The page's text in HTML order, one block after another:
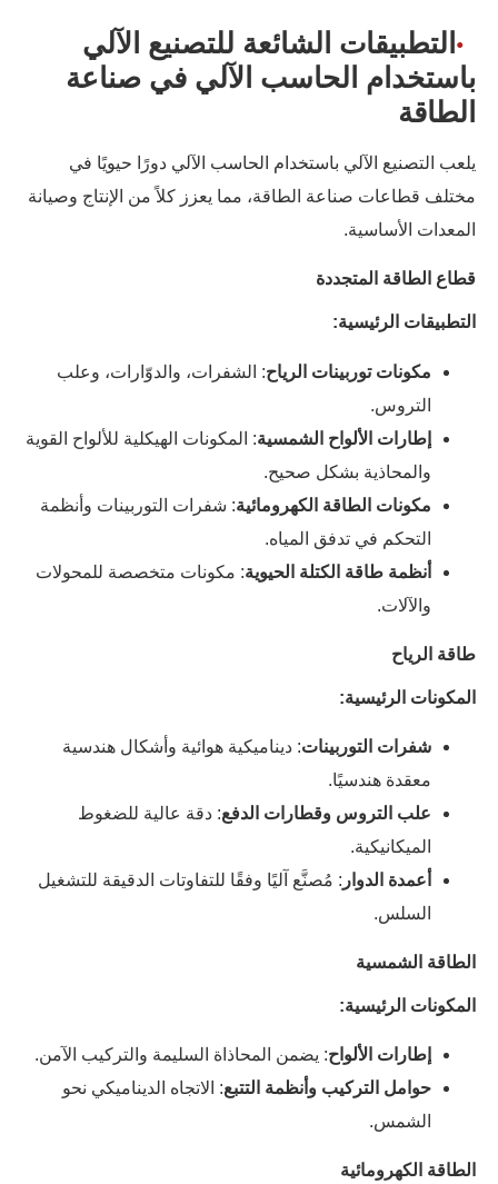
التطبيقات الشائعة للتصنيع الآلي
باستخدام الحاسب الآلي في صناعة
الطاقة
يلعب التصنيع الآلي باستخدام الحاسب الآلي دورًا حيويًا في
مختلف قطاعات صناعة الطاقة، مما يعزز كلاً من الإنتاج وصيانة
المعدات الأساسية.
قطاع الطاقة المتجددة
التطبيقات الرئيسية:
مكونات توربينات الرياح: الشفرات، والدوّارات، وعلب
التروس.
إطارات الألواح الشمسية: المكونات الهيكلية للألواح القوية
والمحاذية بشكل صحيح.
مكونات الطاقة الكهرومائية: شفرات التوربينات وأنظمة
التحكم في تدفق المياه.
أنظمة طاقة الكتلة الحيوية: مكونات متخصصة للمحولات
والآلات.
طاقة الرياح
المكونات الرئيسية:
شفرات التوربينات: ديناميكية هوائية وأشكال هندسية
معقدة هندسيًا.
علب التروس وقطارات الدفع: دقة عالية للضغوط
الميكانيكية.
أعمدة الدوار: مُصنَّع آليًا وفقًا للتفاوتات الدقيقة للتشغيل
السلس.
الطاقة الشمسية
المكونات الرئيسية:
إطارات الألواح : يضمن المحاذاة السليمة والتركيب الآمن.
حوامل التركيب وأنظمة التتبع: الاتجاه الديناميكي نحو
الشمس.
الطاقة الكهرومائية